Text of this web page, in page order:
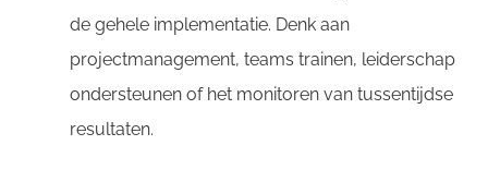
de gehele implementatie. Denk aan
projectmanagement, teams trainen, leiderschap
ondersteunen of het monitoren van tussentijdse
resultaten.